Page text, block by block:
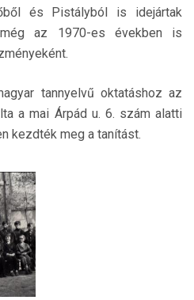
és Pistályból is idejártak
az 1970-es években is
tannyelvű oktatáshoz az
a mai Árpád u. 6. szám alatti
kezdték meg a tanítást.